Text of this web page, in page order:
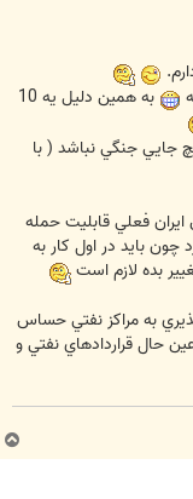
به همين دليل يه 10
جايي جنگي نباشد ( با
فعلي قابليت حمله
چون بايد در اول کار به
بده لازم است
به مراکز نفتي حساس
حال قراردادهاي نفتي و
ب
ا